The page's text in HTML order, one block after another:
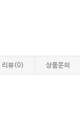
리뷰(0) 상품문의